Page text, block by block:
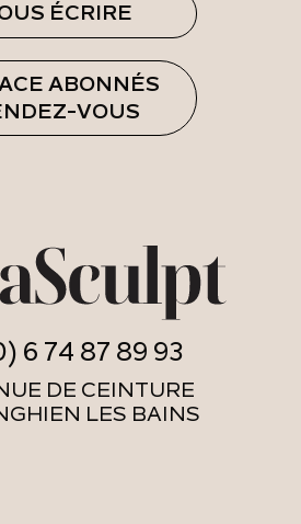
ÉCRIRE
ABONNÉS
VOUS
6 74 87 89 93
DE CEINTURE
LES BAINS